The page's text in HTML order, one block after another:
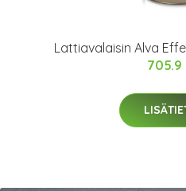
Lattiavalaisin Alva
705.9